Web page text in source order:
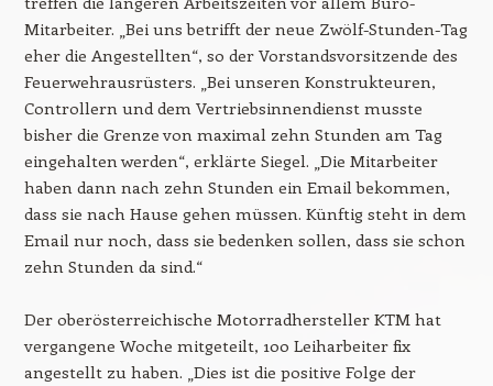
Mitarbeiter. „Bei uns betrifft der neue Zwölf-Stunden-Tag
eher die Angestellten“, so der Vorstandsvorsitzende des
Feuerwehrausrüsters. „Bei unseren Konstrukteuren,
Controllern und dem Vertriebsinnendienst musste
bisher die Grenze von maximal zehn Stunden am Tag
eingehalten werden“, erklärte Siegel. „Die Mitarbeiter
haben dann nach zehn Stunden ein Email bekommen,
dass sie nach Hause gehen müssen. Künftig steht in dem
Email nur noch, dass sie bedenken sollen, dass sie schon
zehn Stunden da sind.“
Der oberösterreichische Motorradhersteller KTM hat
vergangene Woche mitgeteilt, 100 Leiharbeiter fix
angestellt zu haben. „Dies ist die positive Folge der